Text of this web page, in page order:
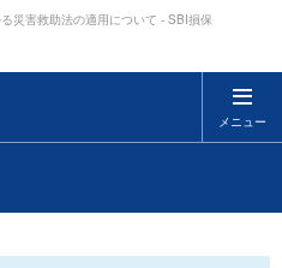
災害救助法の適用について - SBI損保
メニュー